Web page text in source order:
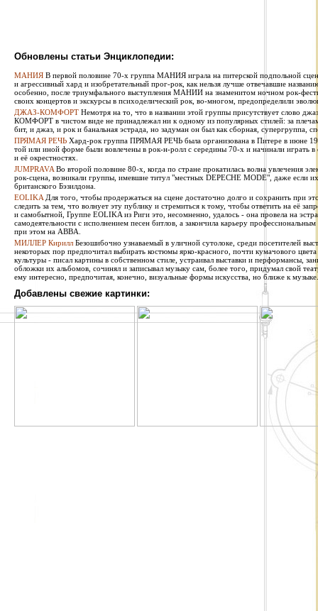
Обновлены статьи Энциклопедии:
МАНИЯ В первой половине 70-х группа МАНИЯ играла на питерской подпольной
и агрессивный хард и изобретательный прог-рок, как нельзя лучше отвечавшие
особенно, после триумфального выступления МАНИИ на знаменитом ночном рок-
своих концертов и экскурсы в психоделический рок, во-многом, предопределили
ДЖАЗ-КОМФОРТ Немотря на то, что в названии этой группы присутствует слово
КОМФОРТ в чистом виде не принадлежал ни к одному из популярных стилей: за
бит, и джаз, и рок и банальная эстрада, но задуман он был как сборная, супергруппа,
ПРЯМАЯ РЕЧЬ Хард-рок группа ПРЯМАЯ РЕЧЬ была организована в Питере в июне
той или иной форме были вовлечены в рок-н-ролл с середины 70-х и начинали играть
и её окрестностях.
JUMPRAVA Во второй половине 80-х, когда по стране прокатилась волна увлечения
рок-сцена, возникали группы, имевшие титул "местных DEPECHE MODE", даже если
британского Бэзилдона.
EOLIKA Для того, чтобы продержаться на сцене достаточно долго и сохранить при
следить за тем, что волнует эту публику и стремиться к тому, чтобы ответить на её
и самобытной, Группе EOLIKA из Риги это, несомненно, удалось - она провела на
самодеятельности с исполнением песен битлов, а закончила карьеру
при этом на ABBA.
МИЛЛЕР Кирилл Безошибочно узнаваемый в уличной сутолоке, среди посетителей
некоторых пор предпочитал выбирать костюмы ярко-красного, почти кумачового
культуры - писал картины в собственном стиле, устраивал выставки и перформансы,
обложки их альбомов, сочинял и записывал музыку сам, более того, придумал свой
ему интересно, предпочитая, конечно, визуальные формы искусства, но ближе к музыке.
Добавлены свежие картинки: